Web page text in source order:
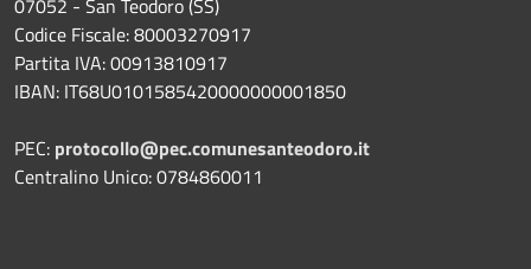
07052 - San Teodoro (SS)
Codice Fiscale: 80003270917
Partita IVA: 00913810917
IBAN: IT68U0101585420000000001850
PEC: protocollo@pec.comunesanteodoro.it
Centralino Unico: 0784860011